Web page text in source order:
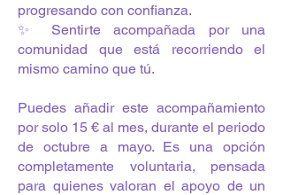
progresando con confianza.
✨ Sentirte acompañada por una
comunidad que está recorriendo el
mismo camino que tú.
Puedes añadir este acompañamiento
por solo 15 € al mes, durante el periodo
de octubre a mayo. Es una opción
completamente voluntaria, pensada
para quienes valoran el apoyo de un